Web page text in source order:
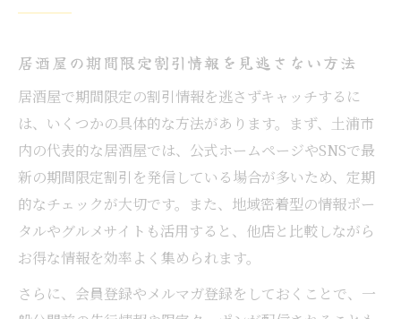
居酒屋の期間限定割引情報を見逃さない方法
居酒屋で期間限定の割引情報を逃さずキャッチするに
は、いくつかの具体的な方法があります。まず、土浦市
内の代表的な居酒屋では、公式ホームページやSNSで最
新の期間限定割引を発信している場合が多いため、定期
的なチェックが大切です。また、地域密着型の情報ポー
タルやグルメサイトも活用すると、他店と比較しながら
お得な情報を効率よく集められます。
さらに、会員登録やメルマガ登録をしておくことで、一